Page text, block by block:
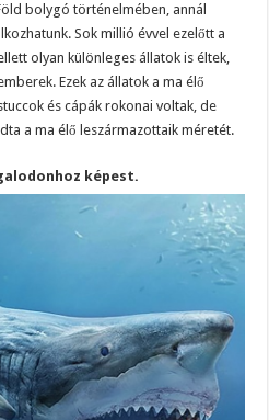
bolygó történelmében, annál
Sok millió évvel ezelőtt a
olyan különleges állatok is éltek,
Ezek az állatok a ma élő
és cápák rokonai voltak, de
a ma élő leszármazottaik méretét.
képest.